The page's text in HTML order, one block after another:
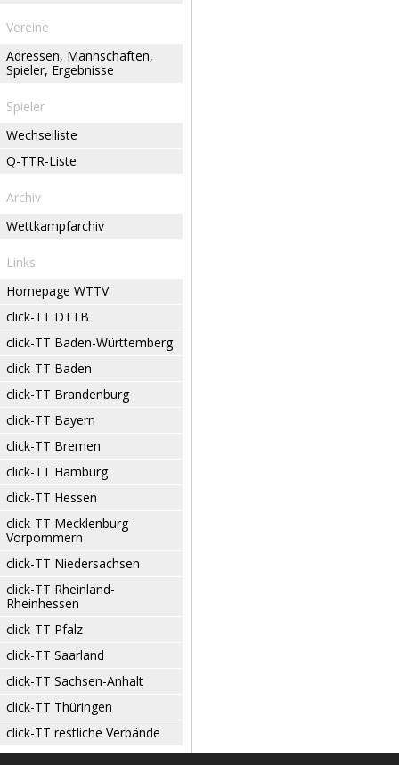
Vereine
Adressen, Mannschaften,
Spieler, Ergebnisse
Spieler
Wechselliste
Q-TTR-Liste
Archiv
Wettkampfarchiv
Links
Homepage WTTV
click-TT DTTB
click-TT Baden-Württemberg
click-TT Baden
click-TT Brandenburg
click-TT Bayern
click-TT Bremen
click-TT Hamburg
click-TT Hessen
click-TT Mecklenburg-
Vorpommern
click-TT Niedersachsen
click-TT Rheinland-
Rheinhessen
click-TT Pfalz
click-TT Saarland
click-TT Sachsen-Anhalt
click-TT Thüringen
click-TT restliche Verbände